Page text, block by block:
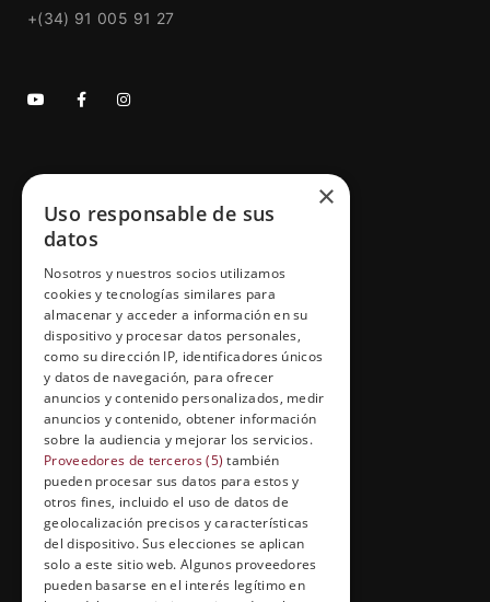
+(34) 91 005 91 27
GRUPO ESNECA TV
Inicio
Información Legal
Política de Cookies
FORMACIÓN Y ENTRETENIMIENTO
Formación abierta
Cuídate con Grupo Esneca
Entrevistas profesionales
×
Uso responsable de sus
datos
Nosotros y nuestros socios utilizamos
cookies y tecnologías similares para
almacenar y acceder a información en su
dispositivo y procesar datos personales,
como su dirección IP, identificadores únicos
y datos de navegación, para ofrecer
anuncios y contenido personalizados, medir
anuncios y contenido, obtener información
sobre la audiencia y mejorar los servicios.
Proveedores de terceros (5) también
pueden procesar sus datos para estos y
otros fines, incluido el uso de datos de
geolocalización precisos y características
del dispositivo. Sus elecciones se aplican
solo a este sitio web. Algunos proveedores
pueden basarse en el interés legítimo en